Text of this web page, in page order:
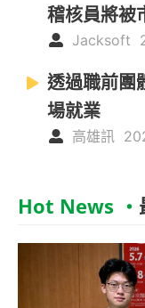
稽核員將被
Jacksoft
透過職前團
場就業
高雄訊
Hot News ‧